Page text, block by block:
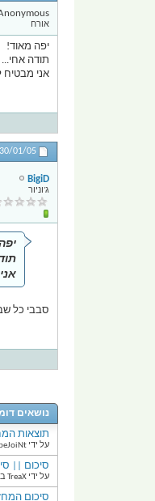
אורח
יפה מאוד!
תודה
אני מבטיח
30/01/05,
BigiD
ג'וניור
סבבי כל
נושאים
תוצאות
על ידי RapeJoiNt בפורום כדורגל
סיכום ||
על ידי TreaX בפורום כדורגל
סיכום המחזור ה21